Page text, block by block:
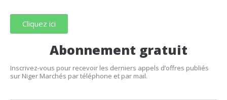
Cliquez ici
Abonnement gratuit
Inscrivez-vous pour recevoir les derniers appels d’offres publiés
sur Niger Marchés par téléphone et par mail.